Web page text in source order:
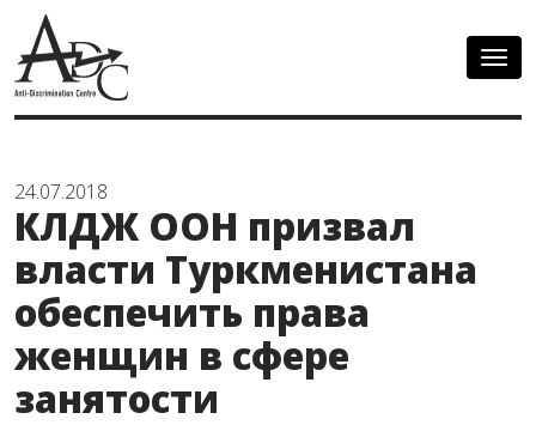
24.07.2018
КЛДЖ ООН призвал
власти Туркменистана
обеспечить права
женщин в сфере
занятости